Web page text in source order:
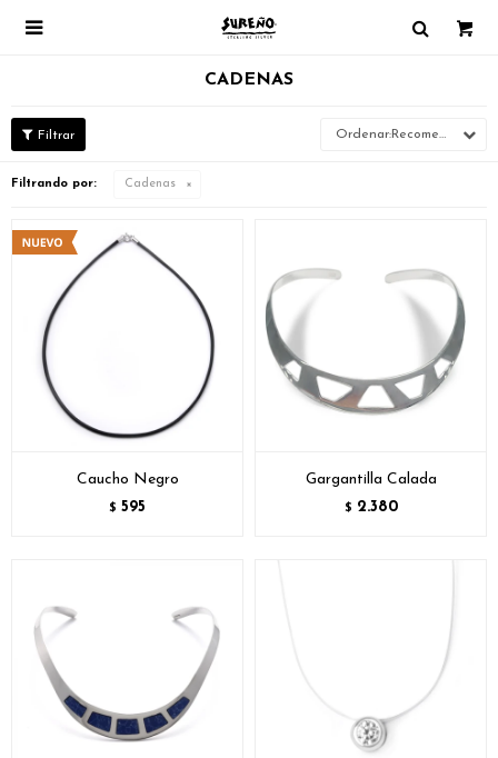

CADENAS
Recomendados
Filtrando por: Cadenas
Caucho Negro
$ 595
Gargantilla Calada
$ 2.380